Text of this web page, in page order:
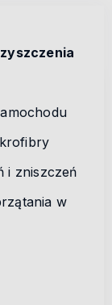
i zniszczeń
w